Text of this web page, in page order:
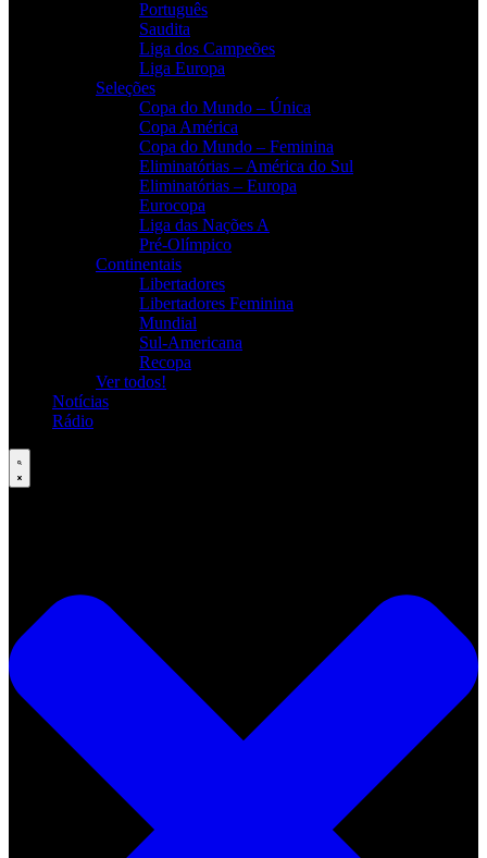
Português
Saudita
Liga dos Campeões
Liga Europa
Seleções
Copa do Mundo – Única
Copa América
Copa do Mundo – Feminina
Eliminatórias – América do Sul
Eliminatórias – Europa
Eurocopa
Liga das Nações A
Pré-Olímpico
Continentais
Libertadores
Libertadores Feminina
Mundial
Sul-Americana
Recopa
Ver todos!
Notícias
Rádio